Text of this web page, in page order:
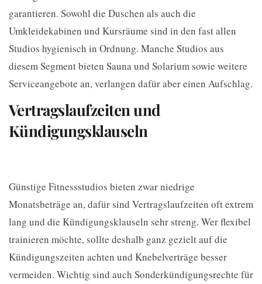
garantieren. Sowohl die Duschen als auch die
Umkleidekabinen und Kursräume sind in den fast allen
Studios hygienisch in Ordnung. Manche Studios aus
diesem Segment bieten Sauna und Solarium sowie weitere
Serviceangebote an, verlangen dafür aber einen Aufschlag.
Vertragslaufzeiten und
Kündigungsklauseln
Günstige Fitnessstudios bieten zwar niedrige
Monatsbeträge an, dafür sind Vertragslaufzeiten oft extrem
lang und die Kündigungsklauseln sehr streng. Wer flexibel
trainieren möchte, sollte deshalb ganz gezielt auf die
Kündigungszeiten achten und Knebelverträge besser
vermeiden. Wichtig sind auch Sonderkündigungsrechte für